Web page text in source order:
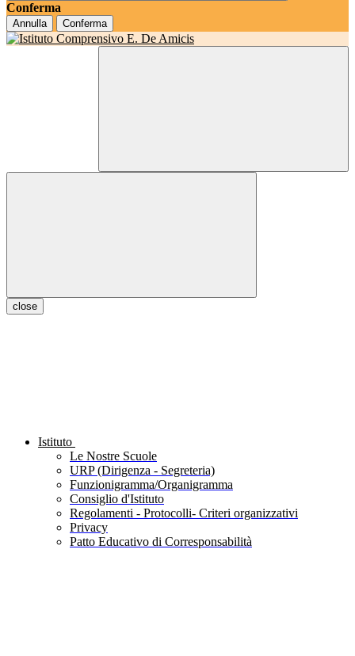
Conferma
Annulla Conferma
close
Istituto
Le Nostre Scuole
URP (Dirigenza - Segreteria)
Funzionigramma/Organigramma
Consiglio d'Istituto
Regolamenti - Protocolli- Criteri organizzativi
Privacy
Patto Educativo di Corresponsabilità